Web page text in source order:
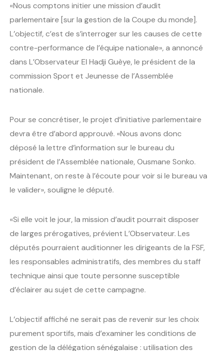
«Nous comptons initier une mission d’audit
parlementaire [sur la gestion de la Coupe du monde].
L’objectif, c’est de s’interroger sur les causes de cette
contre-performance de l’équipe nationale», a annoncé
dans L’Observateur El Hadji Guèye, le président de la
commission Sport et Jeunesse de l’Assemblée
nationale.
Pour se concrétiser, le projet d’initiative parlementaire
devra être d’abord approuvé. «Nous avons donc
déposé la lettre d’information sur le bureau du
président de l’Assemblée nationale, Ousmane Sonko.
Maintenant, on reste à l’écoute pour voir si le bureau va
le valider», souligne le député.
«Si elle voit le jour, la mission d’audit pourrait disposer
de larges prérogatives, prévient L’Observateur. Les
députés pourraient auditionner les dirigeants de la FSF,
les responsables administratifs, des membres du staff
technique ainsi que toute personne susceptible
d’éclairer au sujet de cette campagne.
L’objectif affiché ne serait pas de revenir sur les choix
purement sportifs, mais d’examiner les conditions de
gestion de la délégation sénégalaise : utilisation des